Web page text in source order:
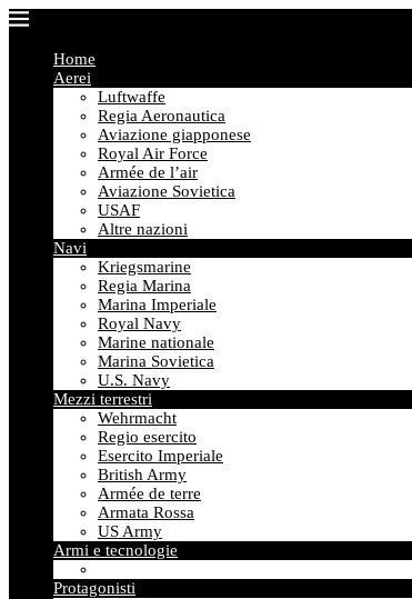
Home
Aerei
Luftwaffe
Regia Aeronautica
Aviazione giapponese
Royal Air Force
Armée de l’air
Aviazione Sovietica
USAF
Altre nazioni
Navi
Kriegsmarine
Regia Marina
Marina Imperiale
Royal Navy
Marine nationale
Marina Sovietica
U.S. Navy
Mezzi terrestri
Wehrmacht
Regio esercito
Esercito Imperiale
British Army
Armée de terre
Armata Rossa
US Army
Armi e tecnologie
Protagonisti